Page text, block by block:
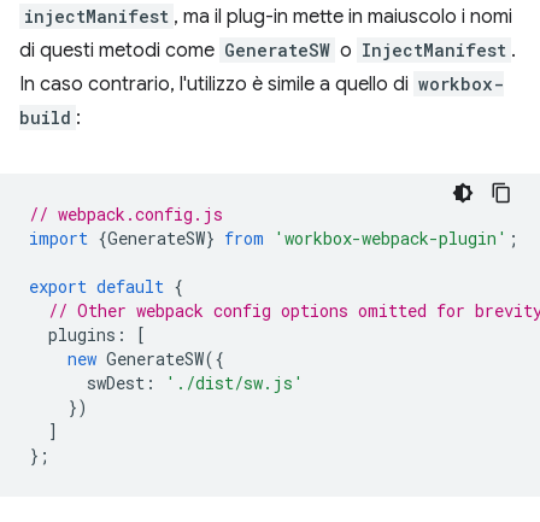
injectManifest , ma il plug-in mette in maiuscolo i nomi
di questi metodi come GenerateSW o InjectManifest .
In caso contrario, l'utilizzo è simile a quello di workbox-
build :
// webpack.config.js
import {GenerateSW} from 'workbox-webpack-plugin' ;
export default {
// Other webpack config options omitted for
plugins :
[
new GenerateSW({
swDest :
'./dist/sw.js'
})
]
};